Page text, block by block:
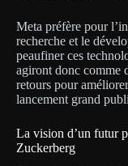
Meta préfère pour
recherche et le
peaufiner ces
agiront donc comme
retours pour
lancement grand
La vision d’un futur
Zuckerberg